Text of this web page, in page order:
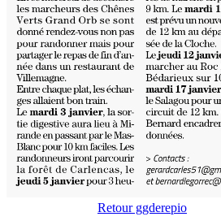
Retour ggderepio